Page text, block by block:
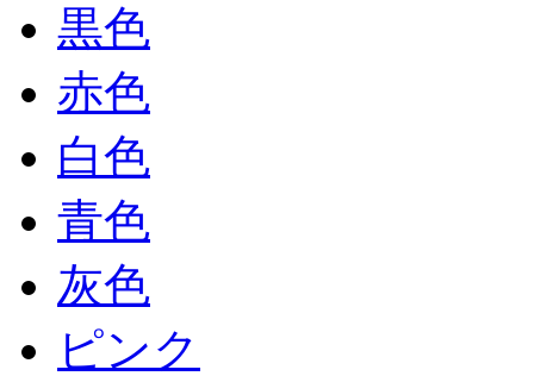
黒色
赤色
白色
青色
灰色
ピンク